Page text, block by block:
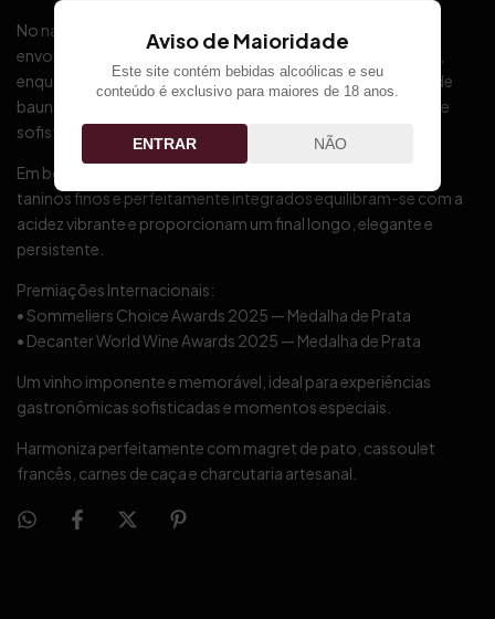
No nariz, o protagonismo do Malbec entrega aromas
envolventes de violetas, ameixas maduras e amoras negras,
enquanto o amadurecimento acrescenta delicadas notas de
baunilha, cacau e especiarias doces, criando profundidade e
sofisticação aromática.
Em boca, mostra estrutura refinada e textura sedosa. Seus
taninos finos e perfeitamente integrados equilibram-se com a
acidez vibrante e proporcionam um final longo, elegante e
persistente.
Premiações Internacionais:
• Sommeliers Choice Awards 2025 — Medalha de Prata
• Decanter World Wine Awards 2025 — Medalha de Prata
Um vinho imponente e memorável, ideal para experiências
gastronômicas sofisticadas e momentos especiais.
Harmoniza perfeitamente com magret de pato, cassoulet
francês, carnes de caça e charcutaria artesanal.
Aviso de Maioridade
Este site contém bebidas alcoólicas e seu
conteúdo é exclusivo para maiores de 18 anos.
ENTRAR NÃO